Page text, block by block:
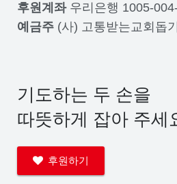
후원계좌우리은행 1005-
예금주 (사) 고통받는교회돕
기도하는 두 손을
따뜻하게 잡아 주세
후원하기